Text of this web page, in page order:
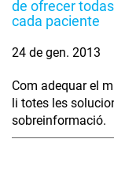
de ofrecer
cada paciente
24 de gen. 2013
Com adequar el
li totes les
sobreinformació.